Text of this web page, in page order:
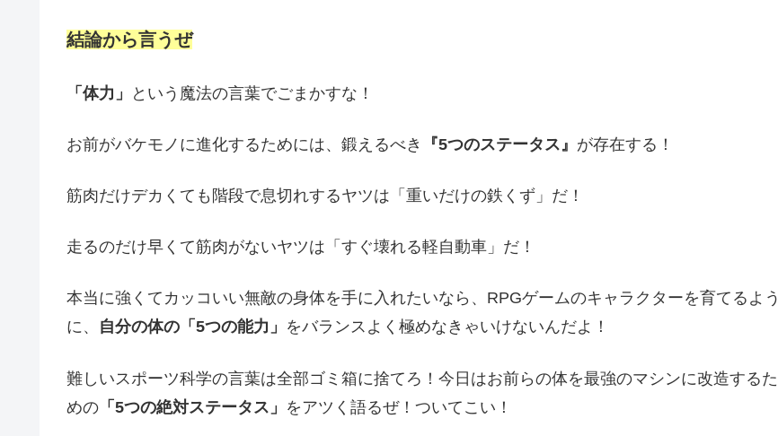
結論から言うぜ
「体力」 という魔法の言葉でごまかすな！
お前がバケモノに進化するためには、鍛えるべき 『5つのステータス』 が存在する！
筋肉だけデカくても階段で息切れするヤツは「重いだけの鉄くず」だ！
走るのだけ早くて筋肉がないヤツは「すぐ壊れる軽自動車」だ！
本当に強くてカッコいい無敵の身体を手に入れたいなら、RPGゲームのキャラクターを育てるよう
に、 自分の体の「5つの能力」 をバランスよく極めなきゃいけないんだよ！
難しいスポーツ科学の言葉は全部ゴミ箱に捨てろ！今日はお前らの体を最強のマシンに改造するた
めの 「5つの絶対ステータス」 をアツく語るぜ！ついてこい！